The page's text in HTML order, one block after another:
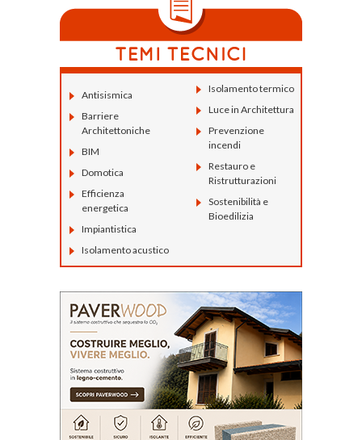
Antisismica
Barriere
Architettoniche
BIM
Domotica
Efficienza
energetica
Impiantistica
Isolamento acustico
Isolamento termico
Luce in Architettura
Prevenzione
incendi
Restauro e
Ristrutturazioni
Sostenibilità e
Bioedilizia